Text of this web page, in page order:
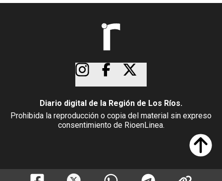
Diario digital de la Región de Los Ríos.
Prohibida la reproducción o copia del material sin expreso
consentimiento de RioenLinea.